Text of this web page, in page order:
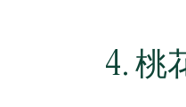
4. 桃